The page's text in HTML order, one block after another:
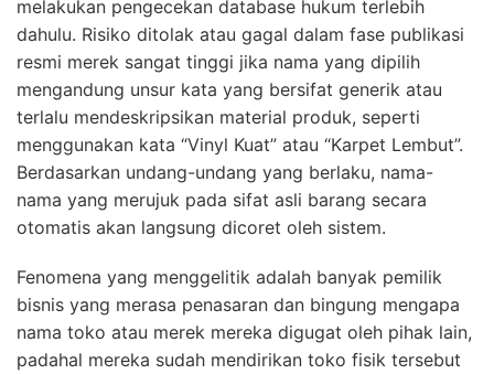
melakukan pengecekan database hukum terlebih
dahulu. Risiko ditolak atau gagal dalam fase publikasi
resmi merek sangat tinggi jika nama yang dipilih
mengandung unsur kata yang bersifat generik atau
terlalu mendeskripsikan material produk, seperti
menggunakan kata “Vinyl Kuat” atau “Karpet Lembut”.
Berdasarkan undang-undang yang berlaku, nama-
nama yang merujuk pada sifat asli barang secara
otomatis akan langsung dicoret oleh sistem.
Fenomena yang menggelitik adalah banyak pemilik
bisnis yang merasa penasaran dan bingung mengapa
nama toko atau merek mereka digugat oleh pihak lain,
padahal mereka sudah mendirikan toko fisik tersebut